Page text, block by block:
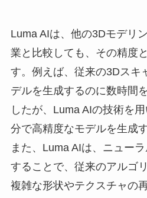
Luma AIは、他の3Dモデリ
業と比較しても、その精度
す。例えば、従来の3Dスキ
デルを生成するのに数時間
したが、Luma AIの技術を
分で高精度なモデルを生成
また、Luma AIは、ニュー
することで、従来のアルゴ
複雑な形状やテクスチャの